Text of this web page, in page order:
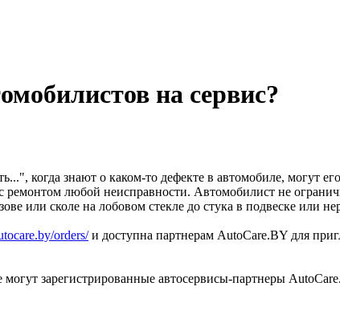
на сервис?
когда знают о каком-то дефекте в автомобиле, могут
любой неисправности. Автомобилист не
или сколе на лобовом стекле до стука в подвеске или
orders/и доступна партнерам AutoCare.BY для
зарегистрированные автосервисы-партнеры